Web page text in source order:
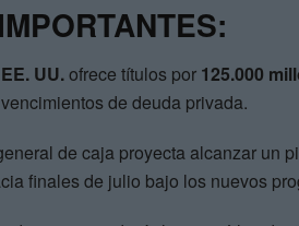
UU.ofrece títulos por 125.000
de deuda privada.
de caja proyecta alcanzar un
finales de julio bajo los nuevos